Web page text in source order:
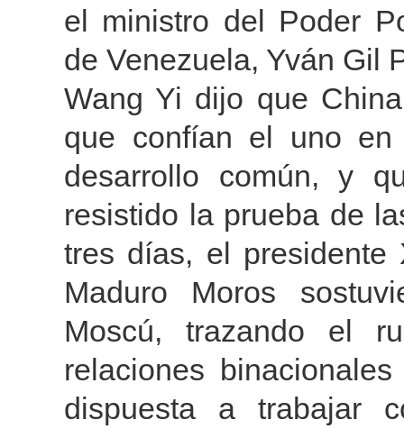
el ministro del Poder
de Venezuela, Yván Gil
Wang Yi dijo que
que confían el uno
desarrollo común, y
resistido la prueba de
tres días, el
Maduro Moros
Moscú, trazando el
relaciones
dispuesta a trabajar